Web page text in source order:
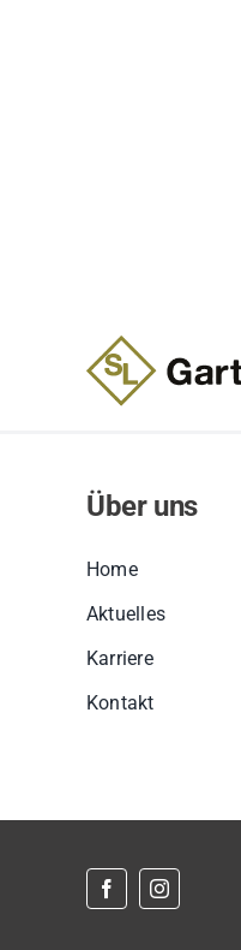
Über uns
Home
Aktuelles
Karriere
Kontakt